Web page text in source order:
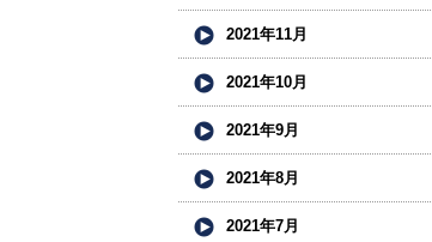
2021年11月
2021年10月
2021年9月
2021年8月
2021年7月